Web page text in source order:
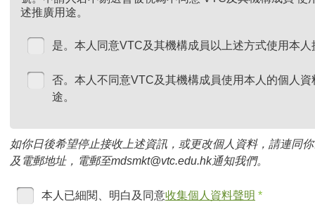
述推廣用途。
是。本人同意VTC及其機構成員以上述方式使用本
否。本人不同意VTC及其機構成員使用本人的個人
途。
如你日後希望停止接收上述資訊，或更改個人資料，請連同
及電郵地址，電郵至mdsmkt@vtc.edu.hk通知我們。
本人已細閱、明白及同意收集個人資料聲明 *